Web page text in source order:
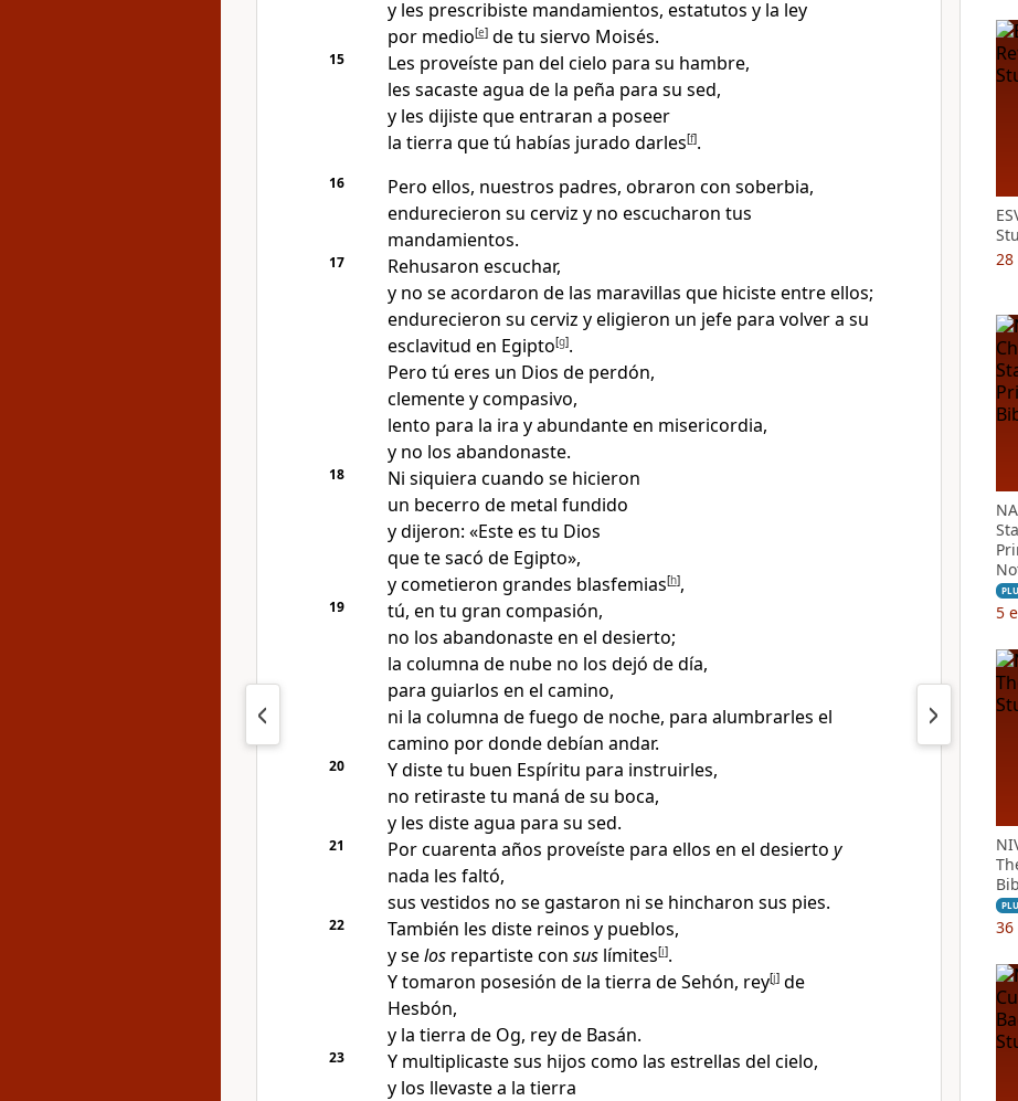
y les prescribiste mandamientos, estatutos y la ley
por medio[e]de tu siervo Moisés.
15 Les proveíste pan del cielo para su hambre,
les sacaste agua de la peña para su sed,
y les dijiste que entraran a poseer
la tierra que tú habías jurado darles[f].
16 Pero ellos, nuestros padres, obraron con soberbia,
endurecieron su cerviz y no escucharon tus
mandamientos.
17
Rehusaron escuchar,
y no se acordaron de las maravillas que hiciste entre ellos;
endurecieron su cerviz y eligieron un jefe para volver a su
esclavitud en Egipto[g].
Pero tú eres un Dios de perdón,
clemente y compasivo,
lento para la ira y abundante en misericordia,
y no los abandonaste.
18
Ni siquiera cuando se hicieron
un becerro de metal fundido
y dijeron: «Este es tu Dios
que te sacó de Egipto»,
y cometieron grandes blasfemias[h],
19
tú, en tu gran compasión,
no los abandonaste en el desierto;
la columna de nube no los dejó de día,
para guiarlos en el camino,
ni la columna de fuego de noche, para alumbrarles el
camino por donde debían andar.
20 Y diste tu buen Espíritu para instruirles,
no retiraste tu maná de su boca,
y les diste agua para su sed.
21 Por cuarenta años proveíste para ellos en el desierto y
nada les faltó,
sus vestidos no se gastaron ni se hincharon sus pies.
22
También les diste reinos y pueblos,
y selosrepartiste con suslímites[i].
Y tomaron posesión de la tierra de Sehón, rey[j]de
Hesbón,
y la tierra de Og, rey de Basán.
23 Y multiplicaste sus hijos como las estrellas del cielo,
y los llevaste a la tierra
28
5
36